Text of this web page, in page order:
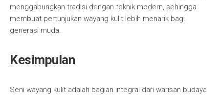
menggabungkan tradisi dengan teknik modern, sehingga
membuat pertunjukan wayang kulit lebih menarik bagi
generasi muda.
Kesimpulan
Seni wayang kulit adalah bagian integral dari warisan budaya